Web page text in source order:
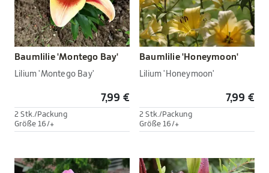
Baumlilie 'Montego Bay'
Lilium 'Montego Bay'
7,99 €
2 Stk./Packung
Größe 16/+
Baumlilie 'Honeymoon'
Lilium 'Honeymoon'
7,99 €
2 Stk./Packung
Größe 16/+